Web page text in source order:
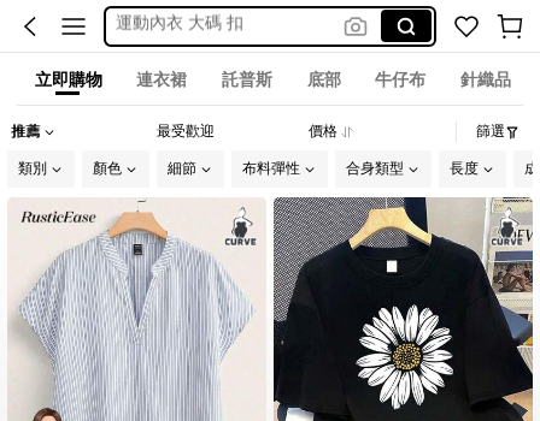
雙人床包四件套
莫代爾長褲
米白色短版西裝外套
洋裝
銀色背心
Care Bears
秋季新品
立即購物 連衣裙 託普斯 底部 牛仔布 針織品
推薦 最受歡迎 價格 篩選
類別 顏色 細節 布料彈性 合身類型 長度